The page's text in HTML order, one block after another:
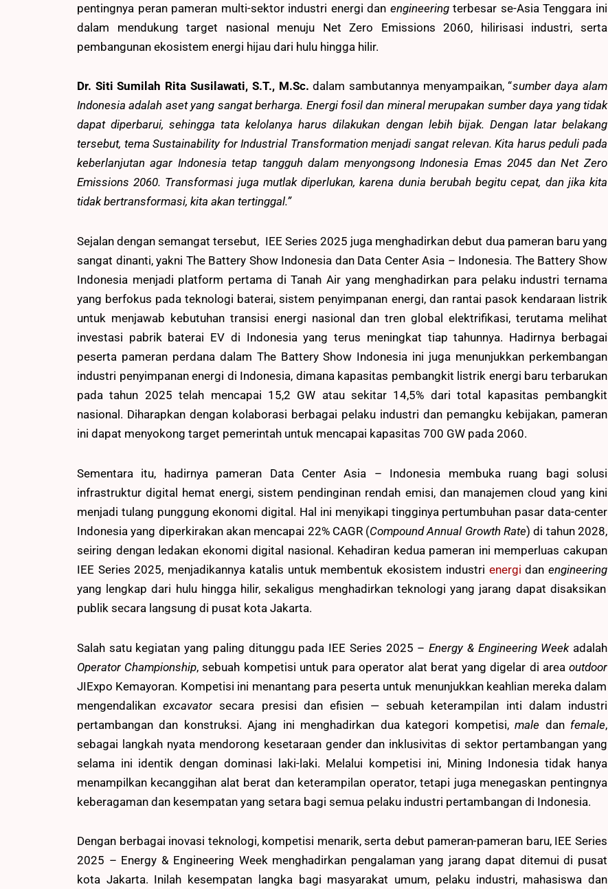
pentingnya peran pameran multi-sektor industri energi dan engineeringterbesar se-Asia Tenggara ini
dalam mendukung target nasional menuju Net Zero Emissions 2060, hilirisasi industri, serta
pembangunan ekosistem energi hijau dari hulu hingga hilir.
Dr. Siti Sumilah Rita Susilawati, S.T., M.Sc. dalam sambutannya menyampaikan, “sumber daya alam
Indonesia adalah aset yang sangat berharga. Energi fosil dan mineral merupakan sumber daya yang tidak
dapat diperbarui, sehingga tatakelolanya harus dilakukan dengan lebih bijak. Dengan latar belakang
tersebut, tema Sustainability for Industrial Transformation menjadi sangat relevan. Kita harus peduli pada
keberlanjutan agar Indonesia tetap tangguh dalam menyongsong Indonesia Emas 2045 dan Net Zero
Emissions 2060. Transformasi juga mutlak diperlukan, karena dunia berubah begitu cepat, dan jika kita
tidak bertransformasi, kita akan tertinggal.”
Sejalan dengan semangat tersebut, IEE Series 2025 juga menghadirkan debut dua pameran baru yang
sangat dinanti, yakni The Battery Show Indonesia dan Data Center Asia – Indonesia. The Battery Show
Indonesia menjadi platform pertama di Tanah Air yang menghadirkan para pelaku industri ternama
yang berfokus pada teknologi baterai, sistem penyimpanan energi, dan rantai pasok kendaraan listrik
untuk menjawab kebutuhan transisi energi nasional dan tren global elektrifikasi, terutama melihat
investasi pabrik baterai EV di Indonesia yang terus meningkat tiap tahunnya. Hadirnya berbagai
peserta pameran perdana dalam The Battery Show Indonesia ini juga menunjukkan perkembangan
industri penyimpanan energi di Indonesia, dimana kapasitas pembangkit listrik energi baru terbarukan
pada tahun 2025 telah mencapai 15,2 GW atau sekitar 14,5% dari total kapasitas pembangkit
nasional. Diharapkan dengan kolaborasi berbagai pelaku industri dan pemangku kebijakan, pameran
ini dapat menyokong target pemerintah untuk mencapai kapasitas 700 GW pada 2060.
Sementara itu, hadirnya pameran Data Center Asia – Indonesia membuka ruang bagi solusi
infrastruktur digital hemat energi, sistem pendinginan rendah emisi, dan manajemen cloud yang kini
menjadi tulang punggung ekonomi digital. Hal ini menyikapi tingginya pertumbuhan pasar data-center
Indonesia yang diperkirakan akan mencapai 22% CAGR (Compound Annual Growth Rate) di tahun 2028,
seiring dengan ledakan ekonomi digital nasional. Kehadiran kedua pameran ini memperluas cakupan
IEE Series 2025, menjadikannya katalis untuk membentuk ekosistem industri energi dan engineering
yang lengkap dari hulu hingga hilir, sekaligus menghadirkan teknologi yang jarang dapat disaksikan
publik secara langsung di pusat kota Jakarta.
Salah satu kegiatan yang paling ditunggu pada IEE Series 2025 –Energy & Engineering Weekadalah
Operator Championship, sebuah kompetisi untuk para operator alat berat yang digelar di area outdoor
JIExpo Kemayoran. Kompetisi ini menantang para peserta untuk menunjukkan keahlian mereka dalam
mengendalikanexcavator secara presisi dan efisien — sebuah keterampilan inti dalam industri
pertambangan dan konstruksi. Ajang ini menghadirkan dua kategori kompetisi,male dan female,
sebagai langkah nyata mendorong kesetaraan gender dan inklusivitas di sektor pertambangan yang
selama ini identik dengan dominasi laki-laki. Melalui kompetisi ini, Mining Indonesia tidak hanya
menampilkan kecanggihan alat berat dan keterampilan operator, tetapi juga menegaskan pentingnya
keberagaman dan kesempatan yang setara bagi semua pelaku industri pertambangan di Indonesia.
Dengan berbagai inovasi teknologi, kompetisi menarik, serta debut pameran-pameran baru, IEE Series
2025 – Energy & Engineering Week menghadirkan pengalaman yang jarang dapat ditemui di pusat
kota Jakarta. Inilah kesempatan langka bagi masyarakat umum, pelaku industri, mahasiswa dan